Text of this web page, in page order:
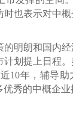
时也表示对中
的明朗和国内
计划提上日程
10年，辅导
秀的中概企业